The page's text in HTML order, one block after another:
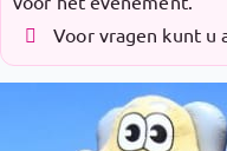
Voor vragen kunt u